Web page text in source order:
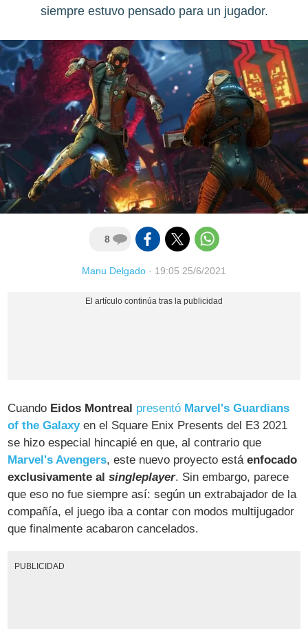
siempre estuvo pensado para un jugador.
8
Manu Delgado · 19:05 25/6/2021
Cuando Eidos Montreal presentó Marvel's Guardians
of the Galaxyen el Square Enix Presents del E3 2021
se hizo especial hincapié en que, al contrario que
Marvel's Avengers, este nuevo proyecto estáenfocado
exclusivamente alsingleplayer. Sin embargo, parece
que eso no fue siempre así: según un extrabajador de la
compañía, el juego iba a contar con modos multijugador
que finalmente acabaron cancelados.
PUBLICIDAD